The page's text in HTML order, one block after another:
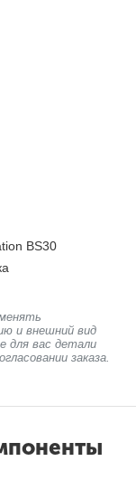
BS30
и внешний вид
для вас детали
заказа.